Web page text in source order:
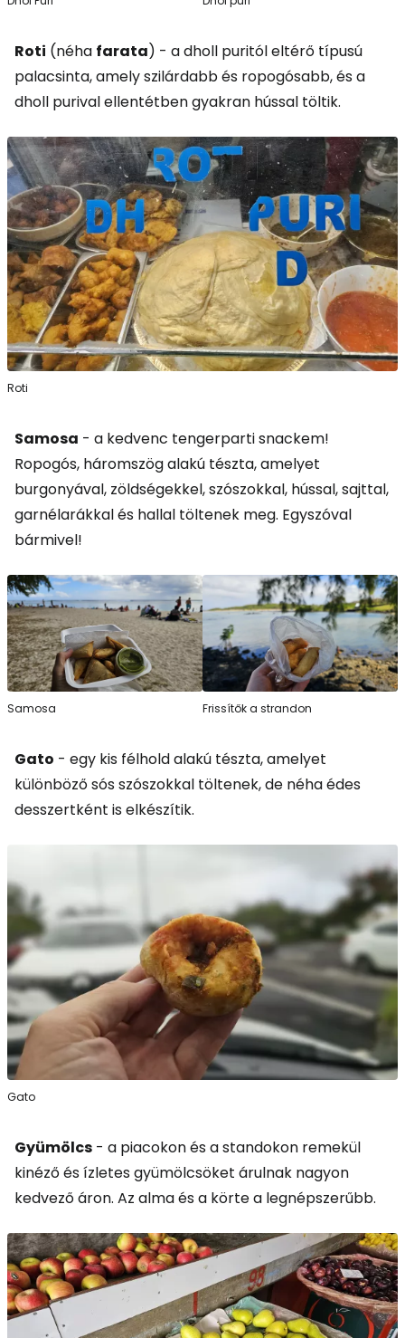
Roti (néha farata) - a dholl puritól eltérő típusú
palacsinta, amely szilárdabb és ropogósabb, és a
dholl purival ellentétben gyakran hússal töltik.
Roti
Samosa - a kedvenc tengerparti snackem!
Ropogós, háromszög alakú tészta, amelyet
burgonyával, zöldségekkel, szószokkal, hússal, sajttal,
garnélarákkal és hallal töltenek meg. Egyszóval
bármivel!
Samosa Frissítők a strandon
Gato - egy kis félhold alakú tészta, amelyet
különböző sós szószokkal töltenek, de néha édes
desszertként is elkészítik.
Gato
Gyümölcs - a piacokon és a standokon remekül
kinéző és ízletes gyümölcsöket árulnak nagyon
kedvező áron. Az alma és a körte a legnépszerűbb.